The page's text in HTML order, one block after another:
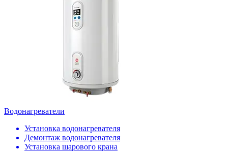
Водонагреватели
Установка водонагревателя
Демонтаж водонагревателя
Установка шарового крана